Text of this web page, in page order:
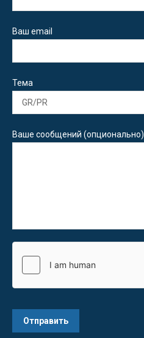
Ваш email
Тема
Ваше сообщений (опционально)